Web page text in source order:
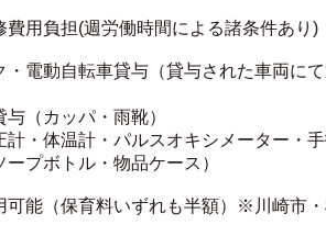
費用負担(週労働時間による諸条件あり)
・電動自転車貸与（貸与された車両に
（カッパ・雨靴）
計・体温計・パルスオキシメーター・
プボトル・物品ケース）
可能（保育料いずれも半額）※川崎市